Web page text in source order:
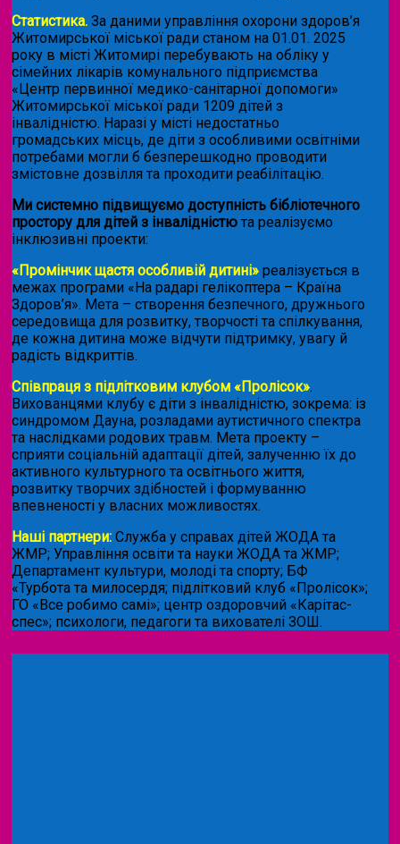
Статистика. За даними управління охорони здоров’я
Житомирської міської ради станом на 01.01. 2025
року в місті Житомирі перебувають на обліку у
сімейних лікарів комунального підприємства
«Центр первинної медико-санітарної допомоги»
Житомирської міської ради 1209 дітей з
інвалідністю. Наразі у місті недостатньо
громадських місць, де діти з особливими освітніми
потребами могли б безперешкодно проводити
змістовне дозвілля та проходити реабілітацію.
Ми системно підвищуємо доступність бібліотечного
простору для дітей з інвалідністю та реалізуємо
інклюзивні проекти:
«Промінчик щастя особливій дитині» реалізується в
межах програми «На радарі гелікоптера – Країна
Здоров’я». Мета – створення безпечного, дружнього
середовища для розвитку, творчості та спілкування,
де кожна дитина може відчути підтримку, увагу й
радість відкриттів.
Співпраця з підлітковим клубом «Пролісок».
Вихованцями клубу є діти з інвалідністю, зокрема: із
синдромом Дауна, розладами аутистичного спектра
та наслідками родових травм. Мета проекту –
сприяти соціальній адаптації дітей, залученню їх до
активного культурного та освітнього життя,
розвитку творчих здібностей і формуванню
впевненості у власних можливостях.
Наші партнери: Служба у справах дітей ЖОДА та
ЖМР; Управління освіти та науки ЖОДА та ЖМР;
Департамент культури, молоді та спорту; БФ
«Турбота та милосердя; підлітковий клуб «Пролісок»;
ГО «Все робимо самі»; центр оздоровчий «Карітас-
спес»; психологи, педагоги та вихователі ЗОШ.